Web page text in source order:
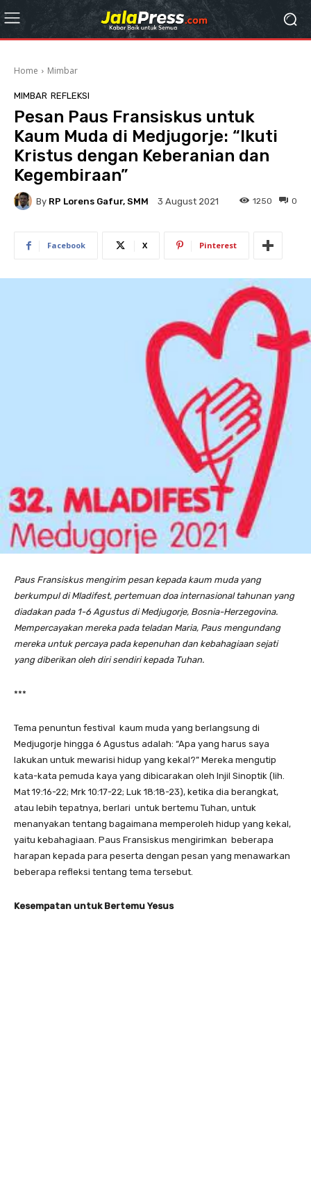
Home Mimbar
MIMBAR REFLEKSI
Pesan Paus Fransiskus untuk
Kaum Muda di Medjugorje: “Ikuti
Kristus dengan Keberanian dan
Kegembiraan”
By RP Lorens Gafur, SMM 3 August 2021 0
1250
Facebook X Pinterest
Paus Fransiskus mengirim pesan kepada kaum muda yang
berkumpul di Mladifest, pertemuan doa internasional tahunan yang
diadakan pada 1-6 Agustus di Medjugorje, Bosnia-Herzegovina.
Mempercayakan mereka pada teladan Maria, Paus mengundang
mereka untuk percaya pada kepenuhan dan kebahagiaan sejati
yang diberikan oleh diri sendiri kepada Tuhan.
***
Tema penuntun festival kaum muda yang berlangsung di
Medjugorje hingga 6 Agustus adalah: “Apa yang harus saya
lakukan untuk mewarisi hidup yang kekal?” Mereka mengutip
kata-kata pemuda kaya yang dibicarakan oleh Injil Sinoptik (lih.
Mat 19:16-22; Mrk 10:17-22; Luk 18:18-23), ketika dia berangkat,
atau lebih tepatnya, berlari untuk bertemu Tuhan, untuk
menanyakan tentang bagaimana memperoleh hidup yang kekal,
yaitu kebahagiaan. Paus Fransiskus mengirimkan beberapa
harapan kepada para peserta dengan pesan yang menawarkan
beberapa refleksi tentang tema tersebut.
Kesempatan untuk Bertemu Yesus